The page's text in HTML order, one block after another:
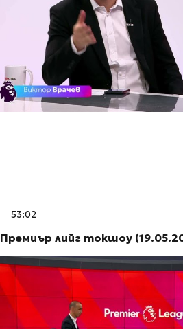
53:02
Премиър лийг токшоу